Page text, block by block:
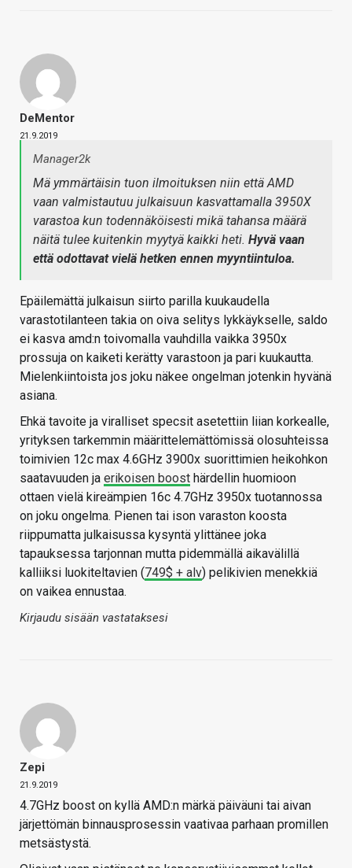
DeMentor
21.9.2019
Manager2k
Mä ymmärtäisin tuon ilmoituksen niin että AMD
vaan valmistautuu julkaisuun kasvattamalla 3950X
varastoa kun todennäköisesti mikä tahansa määrä
näitä tulee kuitenkin myytyä kaikki heti. Hyvä vaan
että odottavat vielä hetken ennen myyntiintuloa.
Epäilemättä julkaisun siirto parilla kuukaudella
varastotilanteen takia on oiva selitys lykkäykselle, saldo
ei kasva amd:n toivomalla vauhdilla vaikka 3950x
prossuja on kaiketi kerätty varastoon ja pari kuukautta.
Mielenkiintoista jos joku näkee ongelman jotenkin hyvänä
asiana.
Ehkä tavoite ja viralliset specsit asetettiin liian korkealle,
yrityksen tarkemmin määrittelemättömissä olosuhteissa
toimivien 12c max 4.6GHz 3900x suorittimien heikohkon
saatavuuden ja erikoisen boost härdellin huomioon
ottaen vielä kireämpien 16c 4.7GHz 3950x tuotannossa
on joku ongelma. Pienen tai ison varaston koosta
riippumatta julkaisussa kysyntä ylittänee joka
tapauksessa tarjonnan mutta pidemmällä aikavälillä
kalliiksi luokiteltavien (749$ + alv) pelikivien menekkiä
on vaikea ennustaa.
Kirjaudu sisään vastataksesi
Zepi
21.9.2019
4.7GHz boost on kyllä AMD:n märkä päiväuni tai aivan
järjettömän binnausprosessin vaativaa parhaan promillen
metsästystä.